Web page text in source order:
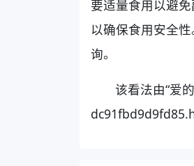
要适量食用以避
以确保食用安全
询。
该看法由“爱